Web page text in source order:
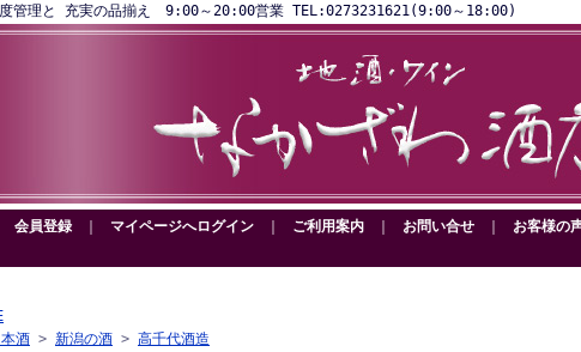
管理と 充実の品揃え 9:00～20:00営業 TEL:0273231621(9:00～18:00)
会員登録 マイページへログイン ご利用案内 お問い合せ お客様の
酒 > 新潟の酒 > 高千代酒造